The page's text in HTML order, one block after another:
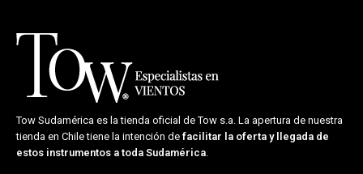
Tow Sudamérica es la tienda oficial deTow s.a. La apertura de nuestra
tienda en Chile tiene la intención de facilitar la oferta y llegada de
estos instrumentos a toda Sudamérica.